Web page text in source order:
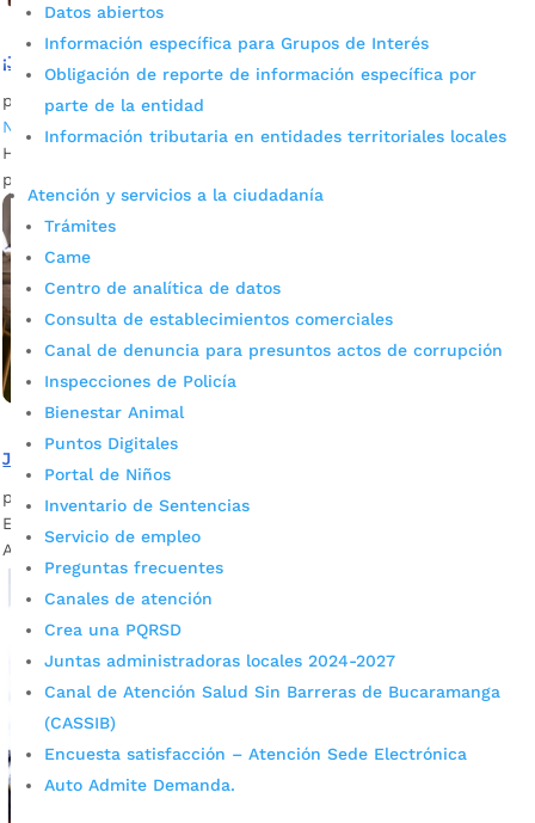
Datos abiertos
Información específica para Grupos de Interés
Obligación de reporte de información específica por
parte de la entidad
Información tributaria en entidades territoriales locales
Atención y servicios a la ciudadanía
Trámites
Came
Centro de analítica de datos
Consulta de establecimientos comerciales
Canal de denuncia para presuntos actos de corrupción
Inspecciones de Policía
Bienestar Animal
Puntos Digitales
Portal de Niños
Inventario de Sentencias
Servicio de empleo
Preguntas frecuentes
Canales de atención
Crea una PQRSD
Juntas administradoras locales 2024-2027
Canal de Atención Salud Sin Barreras de Bucaramanga
(CASSIB)
Encuesta satisfacción – Atención Sede Electrónica
Auto Admite Demanda.
¡Jóvenes en Acción! Inició el primer pago del 2022
por Joselyn Osorio|Mar 2, 2022
Noticias
Hasta el próximo 16 de marzo se realizará este pago del
programa Jóvenes en Acción.
Jóvenes en Acción a cobrar el quinto pago del año
por Pilar Mejía Nov 11, 2021
En Bucaramanga se benefician más de 18 mil Jóvenes en
Acción.